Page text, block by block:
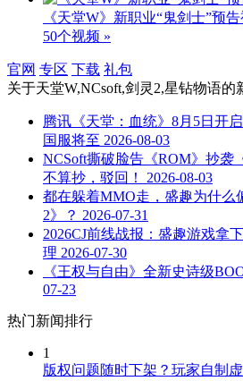
《天堂W》新职业“鬼剑士”预
50个视频 »
官网 专区 下载 礼包
关于天堂W,NCsoft,剑灵2,星钻物语的
腾讯《天堂：血统》8月5日开
国服将至 2026-08-03
NCSoft撕破脸告《ROM》抄袭
不算抄，驳回！
2026-08-03
都在躲着MMO走，盛趣为什么
2》？ 2026-07-31
2026CJ前线战报：盛趣游戏拿
理 2026-07-30
《王权与自由》全新史诗级
07-23
热门新闻排行
1
版权问题随时下架？玩家自制